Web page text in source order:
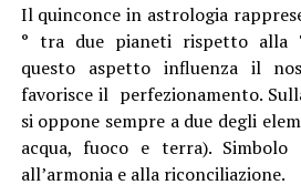
Il quinconce in astrologia
° tra due pianeti rispetto alla
questo aspetto influenza il
favorisce il perfezionamento.
si oppone sempre a due degli
acqua, fuoco e terra). Simbolo
all’armonia e alla riconciliazione.